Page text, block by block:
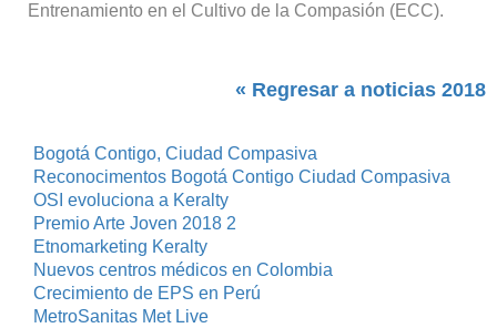
Entrenamiento en el Cultivo de la Compasión (ECC).
« Regresar a noticias 2018
Bogotá Contigo, Ciudad Compasiva
Reconocimentos Bogotá Contigo Ciudad Compasiva
OSI evoluciona a Keralty
Premio Arte Joven 2018 2
Etnomarketing Keralty
Nuevos centros médicos en Colombia
Crecimiento de EPS en Perú
MetroSanitas Met Live